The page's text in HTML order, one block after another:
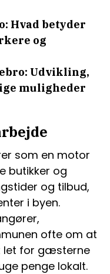
Hvad betyder
og
Udvikling,
muligheder
som en motor
butikker og
og tilbud,
i byen.
ofte om at
let for gæsterne
penge lokalt.